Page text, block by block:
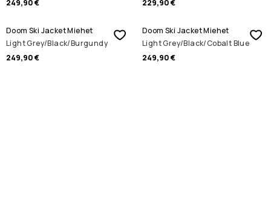
249,90 €
229,90 €
Doom Ski Jacket Miehet
Light Grey/Black/Burgundy
249,90 €
Doom Ski Jacket Miehet
Light Grey/Black/Cobalt Blue
249,90 €